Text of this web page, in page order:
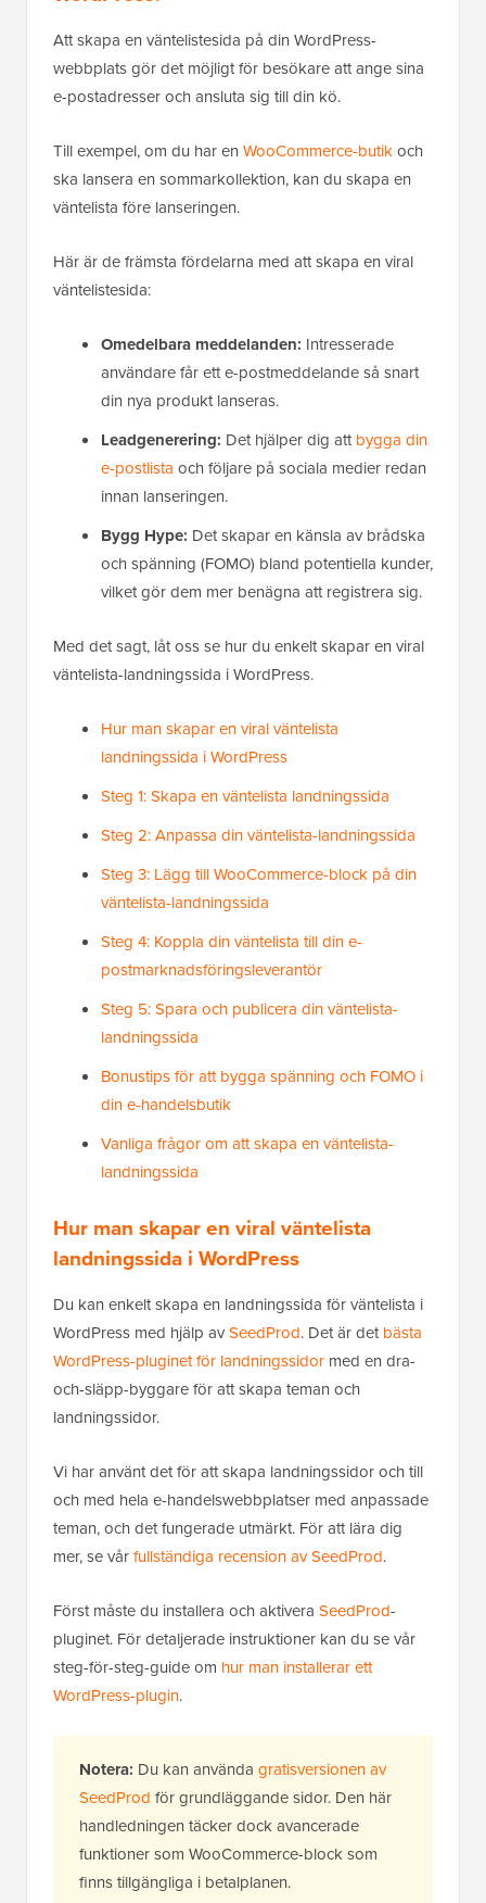
Att skapa en väntelistesida på din WordPress-
webbplats gör det möjligt för besökare att ange sina
e-postadresser och ansluta sig till din kö.
Till exempel, om du har en WooCommerce-butikoch
ska lansera en sommarkollektion, kan du skapa en
väntelista före lanseringen.
Här är de främsta fördelarna med att skapa en viral
väntelistesida:
Omedelbara meddelanden: Intresserade
användare får ett e-postmeddelande så snart
din nya produkt lanseras.
Leadgenerering: Det hjälper dig attbygga din
e-postlista och följare på sociala medier redan
innan lanseringen.
Bygg Hype: Det skapar en känsla av brådska
och spänning (FOMO) bland potentiella kunder,
vilket gör dem mer benägna att registrera sig.
Med det sagt, låt oss se hur du enkelt skapar en viral
väntelista-landningssida i WordPress.
Hur man skapar en viral väntelista
landningssida i WordPress
Steg 1: Skapa en väntelista landningssida
Steg 2: Anpassa din väntelista-landningssida
Steg 3: Lägg till WooCommerce-block på din
väntelista-landningssida
Steg 4: Koppla din väntelista till din e-
postmarknadsföringsleverantör
Steg 5: Spara och publicera din väntelista-
landningssida
Bonustips för att bygga spänning och FOMO i
din e-handelsbutik
Vanliga frågor om att skapa en väntelista-
landningssida
Hur man skapar en viral väntelista
landningssida i WordPress
Du kan enkelt skapa en landningssida för väntelista i
WordPress med hjälp avSeedProd. Det är detbästa
WordPress-pluginet för landningssidor med en dra-
och-släpp-byggare för att skapa teman och
landningssidor.
Vi har använt det för att skapa landningssidor och till
och med hela e-handelswebbplatser med anpassade
teman, och det fungerade utmärkt. För att lära dig
mer, se vårfullständiga recension av SeedProd.
Först måste du installera och aktivera SeedProd-
pluginet. För detaljerade instruktioner kan du se vår
steg-för-steg-guide om hur man installerar ett
WordPress-plugin.
Notera: Du kan använda gratisversionen av
SeedProd för grundläggande sidor. Den här
handledningen täcker dock avancerade
funktioner som WooCommerce-block som
finns tillgängliga i betalplanen.